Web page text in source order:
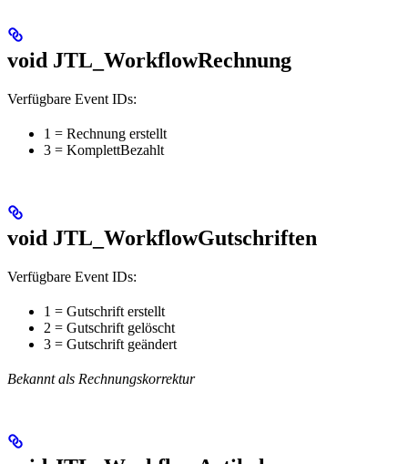
void JTL_WorkflowRechnung
Verfügbare Event IDs:
1 = Rechnung erstellt
3 = KomplettBezahlt
void JTL_WorkflowGutschriften
Verfügbare Event IDs:
1 = Gutschrift erstellt
2 = Gutschrift gelöscht
3 = Gutschrift geändert
Bekannt als Rechnungskorrektur